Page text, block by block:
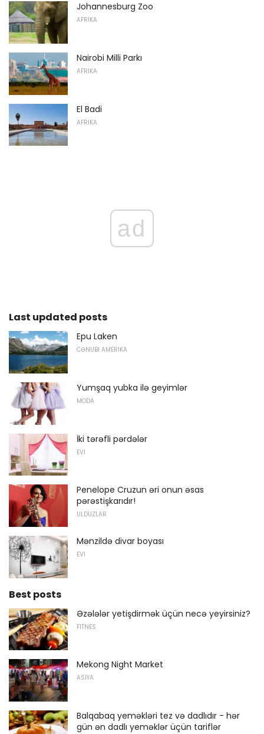
Johannesburg Zoo
AFRIKA
Nairobi Milli Parkı
AFRIKA
El Badi
AFRIKA
ad
Last updated posts
Epu Laken
CƏNUBI AMERIKA
Yumşaq yubka ilə geyimlər
MODA
İki tərəfli pərdələr
EVI
Penelope Cruzun əri onun əsas
pərəstişkarıdır!
ULDUZLAR
Mənzildə divar boyası
EVI
Best posts
Əzələlər yetişdirmək üçün necə yeyirsiniz?
FITNES
Mekong Night Market
ASIYA
Balqabaq yeməkləri tez və dadlıdır - hər
gün ən dadlı yeməklər üçün tariflər